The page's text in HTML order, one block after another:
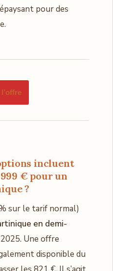
pour des
incluent
€ pour un
?
sur le tarif normal)
en demi-
Une offre
disponible du